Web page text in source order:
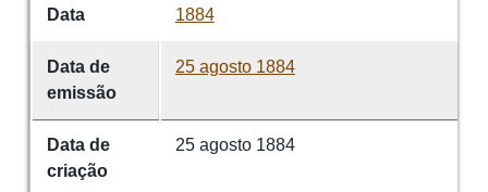
Data 1884
Data de
emissão
25 agosto 1884
Data de
criação
25 agosto 1884